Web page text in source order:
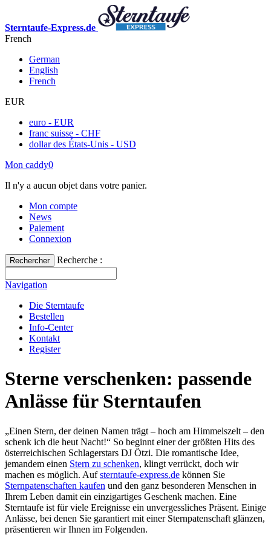
Sterntaufe-Express.de
French
German
English
French
EUR
euro - EUR
franc suisse - CHF
dollar des États-Unis - USD
Mon caddy0
Il n'y a aucun objet dans votre panier.
Mon compte
News
Paiement
Connexion
Rechercher Recherche :
Navigation
Die Sterntaufe
Bestellen
Info-Center
Kontakt
Register
Sterne verschenken: passende
Anlässe für Sterntaufen
„Einen Stern, der deinen Namen trägt – hoch am Himmelszelt – den
schenk ich die heut Nacht!“ So beginnt einer der größten Hits des
österreichischen Schlagerstars DJ Ötzi. Die romantische Idee,
jemandem einen Stern zu schenken, klingt verrückt, doch wir
machen es möglich. Aufsterntaufe-express.de können Sie
Sternpatenschaften kaufen und den ganz besonderen Menschen in
Ihrem Leben damit ein einzigartiges Geschenk machen. Eine
Sterntaufe ist für viele Ereignisse ein unvergessliches Präsent. Einige
Anlässe, bei denen Sie garantiert mit einer Sternpatenschaft glänzen,
präsentieren wir Ihnen im Folgenden.